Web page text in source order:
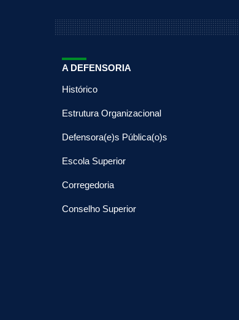
A DEFENSORIA
Histórico
Estrutura Organizacional
Defensora(e)s Pública(o)s
Escola Superior
Corregedoria
Conselho Superior